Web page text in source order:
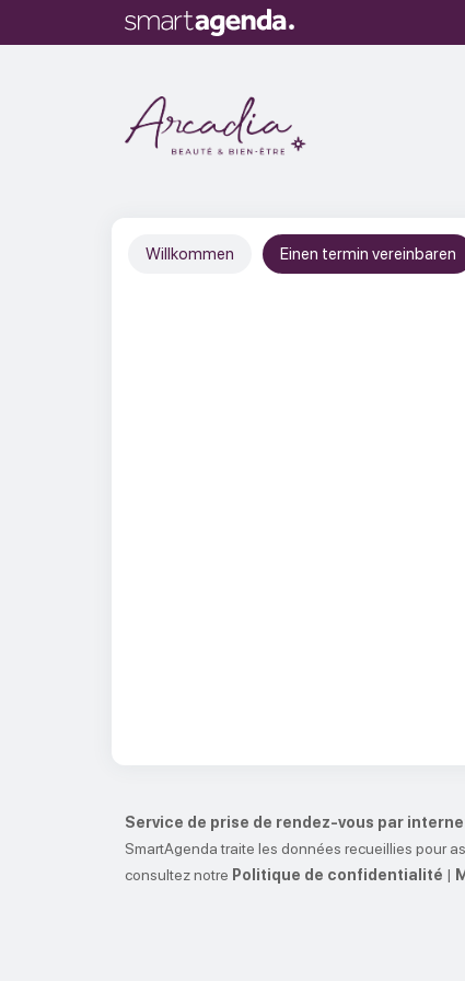
Willkommen Einen termin vereinbaren
Service de prise de rendez-vous par
SmartAgenda traite les données recueillies pour
consultez notre Politique de confidentialité |